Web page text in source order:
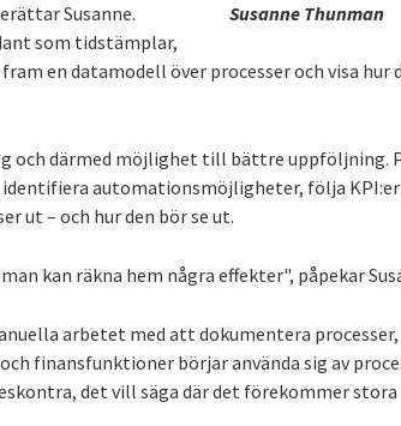
Susanne Thunman
Susanne.
som tidstämplar,
en datamodell över processer och visa hur
och därmed möjlighet till bättre uppföljning.
automationsmöjligheter, följa KPI:er
ut – och hur den bör se ut.
kan räkna hem några effekter", påpekar
arbetet med att dokumentera
finansfunktioner börjar använda sig av
det vill säga där det förekommer stora